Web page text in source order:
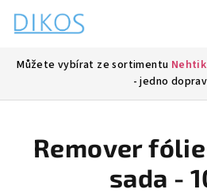
obsah
Můžete vybírat ze sortimentu
- jedno
Remover
sada -